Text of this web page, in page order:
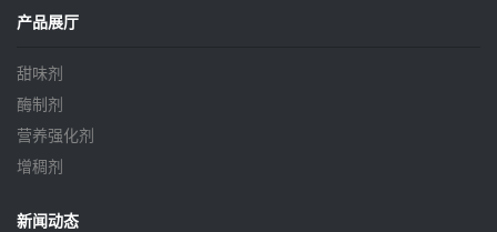
产品展厅
甜味剂
酶制剂
营养强化剂
增稠剂
新闻动态